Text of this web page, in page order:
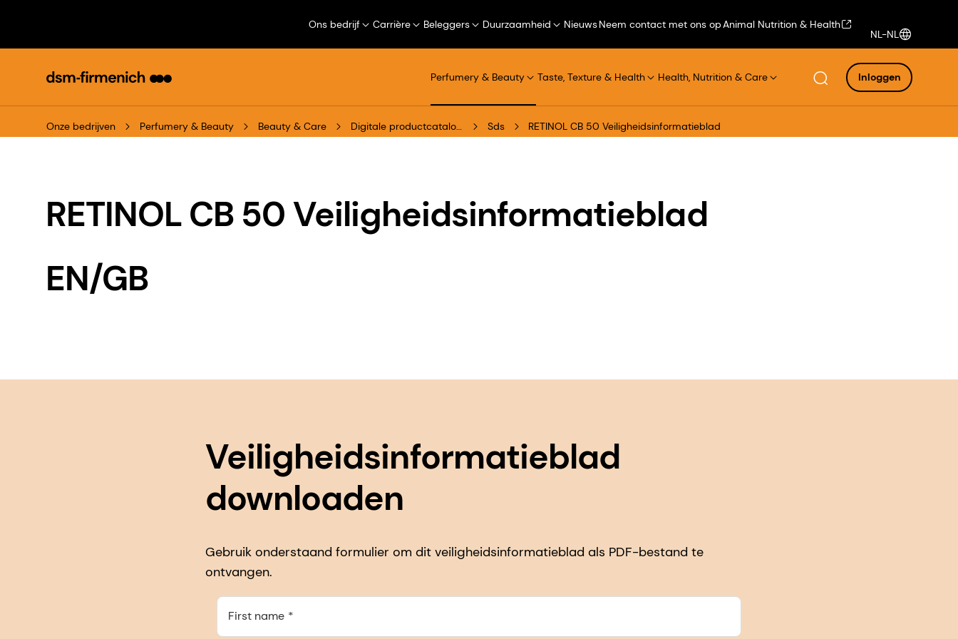
Ons bedrijf Carrière Beleggers Duurzaamheid NieuwsNeem contact met ons opAnimal Nutrition & Health
NL-NL
Perfumery & Beauty Taste, Texture & Health Health, Nutrition & Care Inloggen
Onze bedrijven Perfumery & Beauty Beauty & Care Digitale productcatalogus Sds RETINOL CB 50 Veiligheidsinformatieblad
RETINOL CB 50 Veiligheidsinformatieblad
EN/GB
Veiligheidsinformatieblad
downloaden
Gebruik onderstaand formulier om dit veiligheidsinformatieblad als PDF-bestand te
ontvangen.
First name